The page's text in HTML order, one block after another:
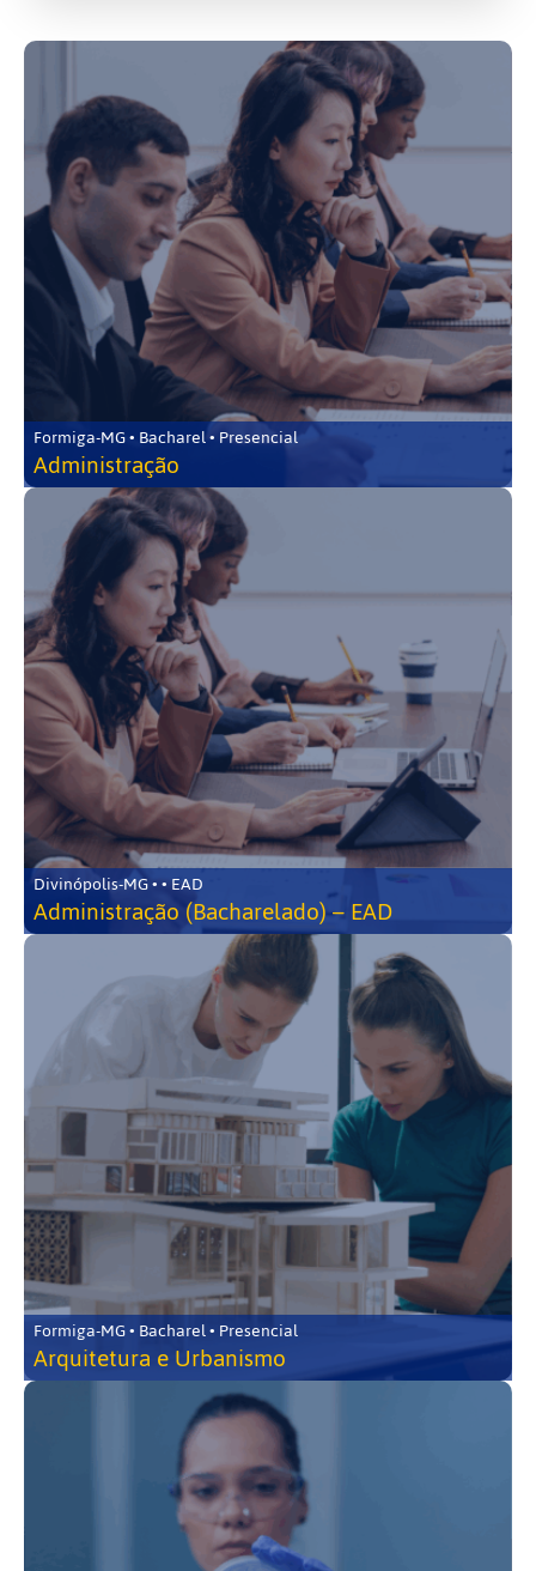
Formiga-MG • Bacharel • Presencial
Administração
Divinópolis-MG • • EAD
Administração (Bacharelado) – EAD
Formiga-MG • Bacharel • Presencial
Arquitetura e Urbanismo